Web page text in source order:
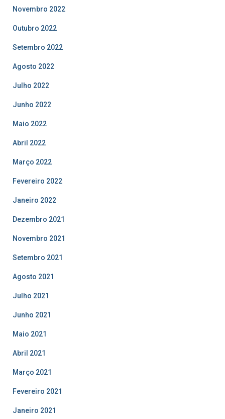
Novembro 2022
Outubro 2022
Setembro 2022
Agosto 2022
Julho 2022
Junho 2022
Maio 2022
Abril 2022
Março 2022
Fevereiro 2022
Janeiro 2022
Dezembro 2021
Novembro 2021
Setembro 2021
Agosto 2021
Julho 2021
Junho 2021
Maio 2021
Abril 2021
Março 2021
Fevereiro 2021
Janeiro 2021